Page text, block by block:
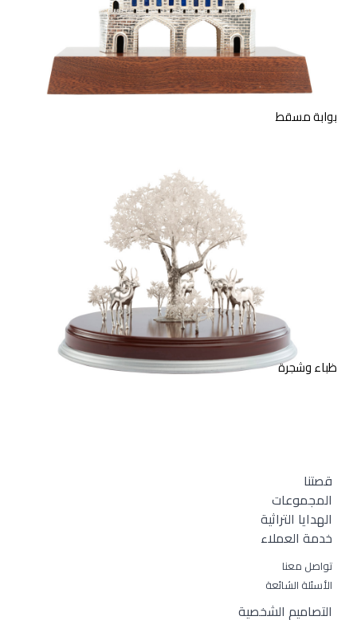
منحوتة من الفضة الاسترليني
تمثل "بوابة مسقط" على قاعدة
خشبية.
بوابة مسقط
قطعة فنية من الفضة الاسترليني
لظباء تقف جانب شجرة مع
قاعدة خشبية.
ظباء وشجرة
قصتنا
المجموعات
الهدايا التراثية
خدمة العملاء
تواصل معنا
الأسئلة الشائعة
التصاميم الشخصية